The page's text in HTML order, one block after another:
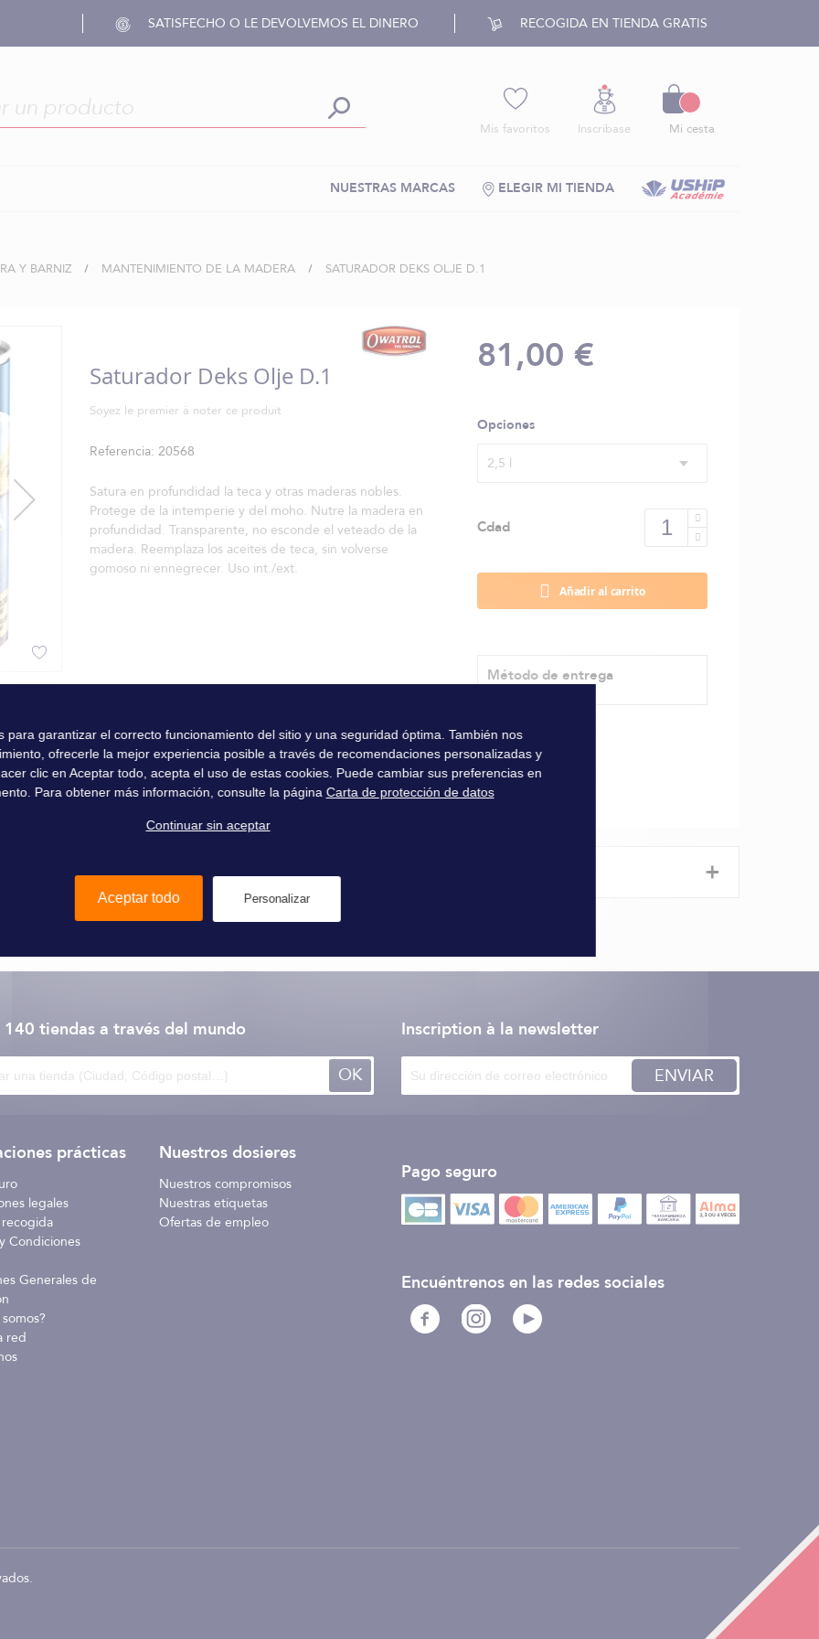
SATISFECHO O LE DEVOLVEMOS EL DINERO RECOGIDA EN TIENDA GRATIS
Mis favoritos Inscríbase Mi cesta
ELEGIR MI TIENDA
NUESTRAS MARCAS
Y BARNIZ MANTENIMIENTO DE LA MADERA SATURADOR DEKS OLJE D.1
Saturador Deks Olje D.1
Soyez le premier à noter ce produit
Referencia 20568
Satura en profundidad la teca y otras maderas nobles.
Protege de la intemperie y del moho. Nutre la madera en
profundidad. Transparente, no esconde el veteado de la
madera. Reemplaza los aceites de teca, sin volverse
gomoso ni ennegrecer. Uso int./ext.
81,00 €
Opciones
2,5 l
Cdad
Añadir al carrito
Método de entrega
+
140 tiendasa través del mundo
OK
prácticas
legales
Condiciones
Generales de
red
Nuestros dosieres
Nuestros compromisos
Nuestras etiquetas
Ofertas de empleo
Inscription à la newsletter
ENVIAR
Pago seguro
Encuéntrenos en las redes sociales
para garantizar el correcto funcionamiento del sitio y una seguridad óptima. También nos
ofrecerle la mejor experiencia posible a través de recomendaciones personalizadas y
clic en Aceptar todo, acepta el uso de estas cookies. Puede cambiar sus preferencias en
Para obtener más información, consulte la página Carta de protección de datos
Continuar sin aceptar
Aceptar todo Personalizar